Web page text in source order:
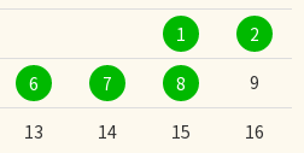
1 2
6 7 8 9
13 14 15 16